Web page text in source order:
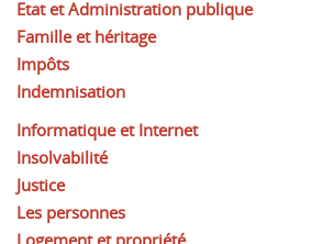
Etat et Administration publique
Famille et héritage
Impôts
Indemnisation
Informatique et Internet
Insolvabilité
Justice
Les personnes
Logement et propriété